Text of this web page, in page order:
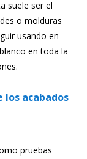
suele ser el
o molduras
usando en
en toda la
los acabados
pruebas